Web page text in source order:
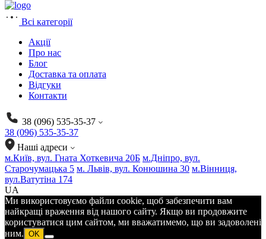
Всі категорії
Акції
Про нас
Блог
Доставка та оплата
Відгуки
Контакти
38 (096) 535-35-37
38 (096) 535-35-37
Наші адреси
м.Київ, вул. Гната Хоткевича 20Б м.Дніпро, вул.
Старочумацька 5 м. Львів, вул. Конюшина 30 м.Вінниця,
вул.Ватутіна 174
UA
Ми використовуємо файли cookie, щоб забезпечити вам
найкращі враження від нашого сайту. Якщо ви продовжите
користуватися цим сайтом, ми вважатимемо, що ви задоволені
ним. OK